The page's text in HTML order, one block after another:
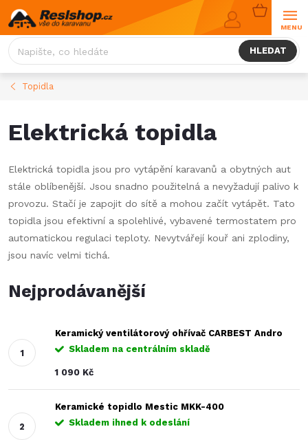
Přejít
na
obsah
HLEDAT
NÁKUPNÍ
KOŠÍK
Topidla
Elektrická topidla
Elektrická topidla jsou pro vytápění karavanů a obytných aut
stále oblíbenější. Jsou snadno použitelná a nevyžadují palivo k
provozu. Stačí je zapojit do sítě a mohou začít vytápět. Tato
topidla jsou efektivní a spolehlivé, vybavené termostatem pro
automatickou regulaci teploty. Nevytvářejí kouř ani zplodiny,
jsou navíc velmi tichá.
Nejprodávanější
Keramický ventilátorový ohřívač CARBEST Andro
Skladem na centrálním skladě
1 090 Kč
Keramické topidlo Mestic MKK-400
Skladem ihned k odeslání